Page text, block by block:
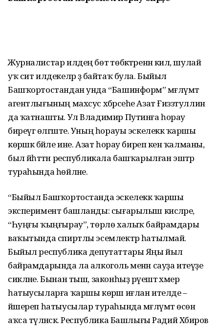
Журналистар илдең бөтә төбәктәренән килә, шулай
уҡ сит илдекеләр ҙә байтаҡ була. Быйыл
Башҡортостандан унда “Башинформ” мәғлүмәт
агентлығының махсус хәбәрсеһе Азат Ғиззәтуллин
да ҡатнашты. Ул Владимир Путинға һорау
биреүгә өлгәште. Уның һорауы эскелеккә ҡаршы
көрәшкә бәйле ине. Азат һорау биреп кенә ҡалманы, ә
был йәһәттән республикала башҡарылған эштәр
тураһында һөйләне.
“Быйыл Башҡортостанда эскелеккә ҡаршы
эксперимент башланды: сығарылыш кисәләре,
“Һуңғы ҡыңғы­рау”, төрлө халыҡ байрамдары
ваҡы­тында спиртлы эсемлектәр һатылмай.
Быйыл республика депутаттары Яңы йыл
байрамдарында ла алкоголь менән сауҙа итеүҙе
сикләне. Бынан тыш, законһыҙ рәүештә хәмер
һатыусыларға ҡаршы көрәш иғлан ителде –
йәшереп һатыусылар тураһында мәғлүмәт өсөн
аҡса түләнәсәк. Республика Башлығы Радий Хәбиров